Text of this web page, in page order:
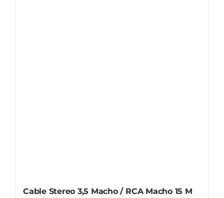
Cable Stereo 3,5 Macho / RCA Macho 15 M